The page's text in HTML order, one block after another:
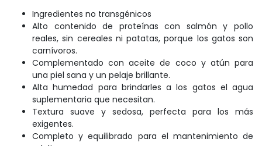
Ingredientes no transgénicos
Alto contenido de proteínas con salmón y pollo
reales, sin cereales ni patatas, porque los gatos son
carnívoros.
Complementado con aceite de coco y atún para
una piel sana y un pelaje brillante.
Alta humedad para brindarles a los gatos el agua
suplementaria que necesitan.
Textura suave y sedosa, perfecta para los más
exigentes.
Completo y equilibrado para el mantenimiento de